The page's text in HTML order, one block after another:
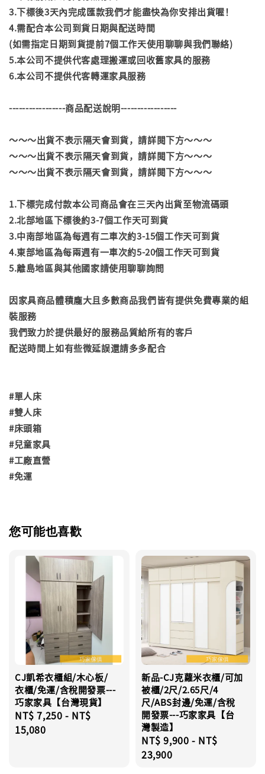
3.下標後3天內完成匯款我們才能盡快為你安排出貨喔！
4.需配合本公司到貨日期與配送時間
(如需指定日期到貨提前7個工作天使用聊聊與我們聯絡)
5.本公司不提供代客處理搬運或回收舊家具的服務
6.本公司不提供代客轉運家具服務
-----------------商品配送說明-----------------
～～～出貨不表示隔天會到貨，請詳閱下方～～～
～～～出貨不表示隔天會到貨，請詳閱下方～～～
～～～出貨不表示隔天會到貨，請詳閱下方～～～
1.下標完成付款本公司商品會在三天內出貨至物流碼頭
2.北部地區下標後約3-7個工作天可到貨
3.中南部地區為每週有二車次約3-15個工作天可到貨
4.東部地區為每兩週有一車次約5-20個工作天可到貨
5.離島地區與其他國家請使用聊聊詢問
因家具商品體積龐大且多數商品我們皆有提供免費專業的組
裝服務
我們致力於提供最好的服務品質給所有的客戶
配送時間上如有些微延誤還請多多配合
#單人床
#雙人床
#床頭箱
#兒童家具
#工廠直營
#免運
您可能也喜歡
CJ凱希衣櫃組/木心板/
衣櫃/免運/含稅開發票---
巧家家具【台灣現貨】
Regular
price
NT$ 7,250 - NT$
15,080
新品-CJ克蘿米衣櫃/可加
被櫃/2尺/2.65尺/4
尺/ABS封邊/免運/含稅
開發票---巧家家具【台
灣製造】
Regular
price
NT$ 9,900 - NT$
23,900